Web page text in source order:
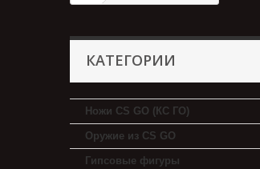
КАТЕГОРИИ
Ножи CS GO (КС ГО)
Оружие из CS GO
Гипсовые фигуры